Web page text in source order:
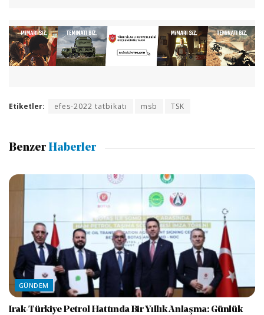
Etiketler: efes-2022 tatbikatı msb TSK
Benzer Haberler
GÜNDEM
Irak-Türkiye Petrol Hattında Bir Yıllık Anlaşma: Günlük